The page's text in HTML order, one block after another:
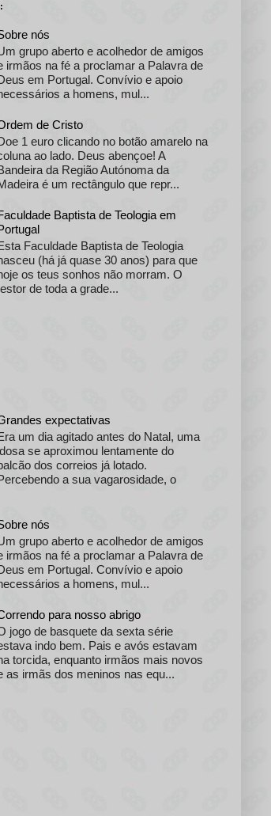
nós
grupo aberto e acolhedor de amigos
irmãos na fé a proclamar a Palavra de
em Portugal. Convívio e apoio
a homens, mul...
de Cristo
1 euro clicando no botão amarelo na
ao lado. Deus abençoe! A
da Região Autónoma da
é um rectângulo que repr...
Baptista de Teologia em
Faculdade Baptista de Teologia
(há já quase 30 anos) para que
os teus sonhos não morram. O
de toda a grade...
expectativas
um dia agitado antes do Natal, uma
se aproximou lentamente do
dos correios já lotado.
a sua vagarosidade, o
nós
grupo aberto e acolhedor de amigos
irmãos na fé a proclamar a Palavra de
em Portugal. Convívio e apoio
a homens, mul...
para nosso abrigo
jogo de basquete da sexta série
indo bem. Pais e avós estavam
torcida, enquanto irmãos mais novos
as irmãs dos meninos nas equ...